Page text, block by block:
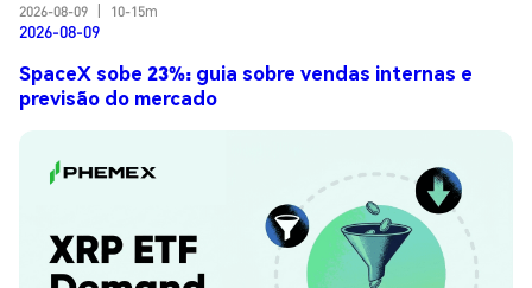
2026-08-09
10-15m
2026-08-09
SpaceX sobe 23%: guia sobre vendas internas e
previsão do mercado